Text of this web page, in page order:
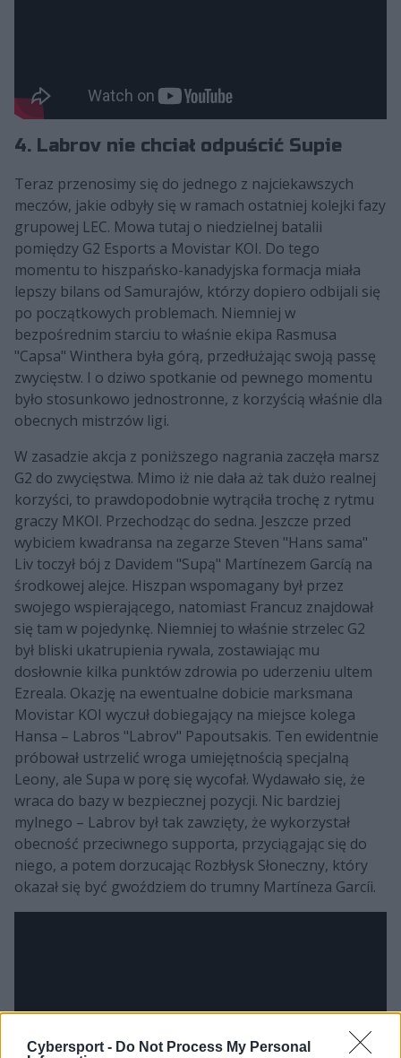
Cybersport - Do Not Process My Personal
4. Labrov nie chciał odpuścić Supie
Teraz przenosimy się do jednego z najciekawszych
meczów, jakie odbyły się w ramach ostatniej kolejki fazy
grupowej LEC. Mowa tutaj o niedzielnej batalii
pomiędzy G2 Esports a Movistar KOI. Do tego
momentu to hiszpańsko-kanadyjska formacja miała
lepszy bilans od Samurajów, którzy dopiero odbijali się
po początkowych problemach. Niemniej w
bezpośrednim starciu to właśnie ekipa Rasmusa
"Capsa" Winthera była górą, przedłużając swoją passę
zwycięstw. I o dziwo spotkanie od pewnego momentu
było stosunkowo jednostronne, z korzyścią właśnie dla
obecnych mistrzów ligi.
W zasadzie akcja z poniższego nagrania zaczęła marsz
G2 do zwycięstwa. Mimo iż nie dała aż tak dużo realnej
korzyści, to prawdopodobnie wytrąciła trochę z rytmu
graczy MKOI. Przechodząc do sedna. Jeszcze przed
wybiciem kwadransa na zegarze Steven "Hans sama"
Liv toczył bój z Davidem "Supą" Martínezem Garcíą na
środkowej alejce. Hiszpan wspomagany był przez
swojego wspierającego, natomiast Francuz znajdował
się tam w pojedynkę. Niemniej to właśnie strzelec G2
był bliski ukatrupienia rywala, zostawiając mu
dosłownie kilka punktów zdrowia po uderzeniu ultem
Ezreala. Okazję na ewentualne dobicie marksmana
Movistar KOI wyczuł dobiegający na miejsce kolega
Hansa – Labros "Labrov" Papoutsakis. Ten ewidentnie
próbował ustrzelić wroga umiejętnością specjalną
Leony, ale Supa w porę się wycofał. Wydawało się, że
wraca do bazy w bezpiecznej pozycji. Nic bardziej
mylnego – Labrov był tak zawzięty, że wykorzystał
obecność przeciwnego supporta, przyciągając się do
niego, a potem dorzucając Rozbłysk Słoneczny, który
okazał się być gwoździem do trumny Martíneza Garcíi.